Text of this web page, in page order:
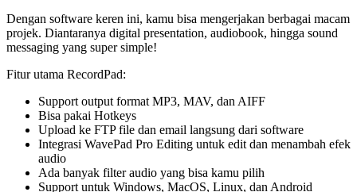
Dengan software keren ini, kamu bisa mengerjakan berbagai macam
projek. Diantaranya digital presentation, audiobook, hingga sound
messaging yang super simple!
Fitur utama RecordPad:
Support output format MP3, MAV, dan AIFF
Bisa pakai Hotkeys
Upload ke FTP file dan email langsung dari software
Integrasi WavePad Pro Editing untuk edit dan menambah efek
audio
Ada banyak filter audio yang bisa kamu pilih
Support untuk Windows, MacOS, Linux, dan Android